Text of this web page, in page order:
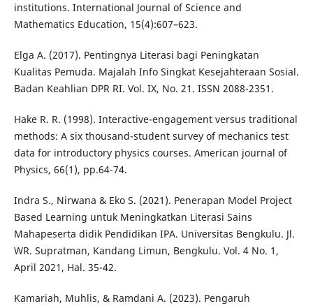
institutions. International Journal of Science and
Mathematics Education, 15(4):607–623.
Elga A. (2017). Pentingnya Literasi bagi Peningkatan
Kualitas Pemuda. Majalah Info Singkat Kesejahteraan Sosial.
Badan Keahlian DPR RI. Vol. IX, No. 21. ISSN 2088-2351.
Hake R. R. (1998). Interactive-engagement versus traditional
methods: A six thousand-student survey of mechanics test
data for introductory physics courses. American journal of
Physics, 66(1), pp.64-74.
Indra S., Nirwana & Eko S. (2021). Penerapan Model Project
Based Learning untuk Meningkatkan Literasi Sains
Mahapeserta didik Pendidikan IPA. Universitas Bengkulu. Jl.
WR. Supratman, Kandang Limun, Bengkulu. Vol. 4 No. 1,
April 2021, Hal. 35-42.
Kamariah, Muhlis, & Ramdani A. (2023). Pengaruh